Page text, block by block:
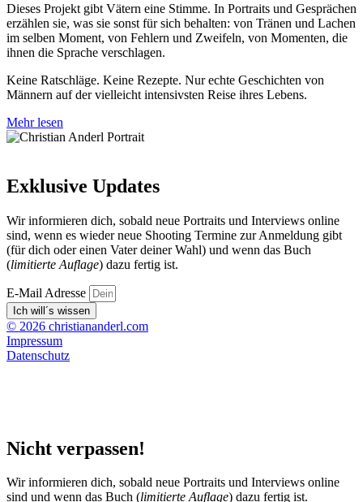
Dieses Projekt gibt Vätern eine Stimme. In Portraits und Gesprächen
erzählen sie, was sie sonst für sich behalten: von Tränen und Lachen
im selben Moment, von Fehlern und Zweifeln, von Momenten, die
ihnen die Sprache verschlagen.
Keine Ratschläge. Keine Rezepte. Nur echte Geschichten von
Männern auf der vielleicht intensivsten Reise ihres Lebens.
Mehr lesen
Exklusive Updates
Wir informieren dich, sobald neue Portraits und Interviews online
sind, wenn es wieder neue Shooting Termine zur Anmeldung gibt
(für dich oder einen Vater deiner Wahl) und wenn das Buch
(limitierte Auflage) dazu fertig ist.
E-Mail Adresse
Ich will´s wissen
© 2026 christiananderl.com
Impressum
Datenschutz
Nicht verpassen!
Wir informieren dich, sobald neue Portraits und Interviews online
sind und wenn das Buch (limitierte Auflage) dazu fertig ist.